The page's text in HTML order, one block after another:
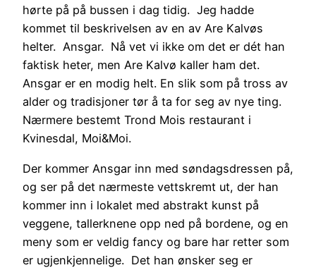
hørte på på bussen i dag tidig. Jeg hadde
kommet til beskrivelsen av en av Are Kalvøs
helter. Ansgar. Nå vet vi ikke om det er dét han
faktisk heter, men Are Kalvø kaller ham det.
Ansgar er en modig helt. En slik som på tross av
alder og tradisjoner tør å ta for seg av nye ting.
Nærmere bestemt Trond Mois restaurant i
Kvinesdal, Moi&Moi.
Der kommer Ansgar inn med søndagsdressen på,
og ser på det nærmeste vettskremt ut, der han
kommer inn i lokalet med abstrakt kunst på
veggene, tallerknene opp ned på bordene, og en
meny som er veldig fancy og bare har retter som
er ugjenkjennelige. Det han ønsker seg er